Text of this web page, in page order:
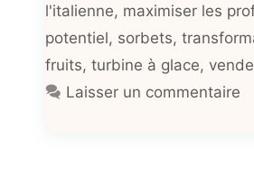
l'italienne, maximiser les
potentiel, sorbets,
fruits, turbine à glace,
Laisser un commentaire